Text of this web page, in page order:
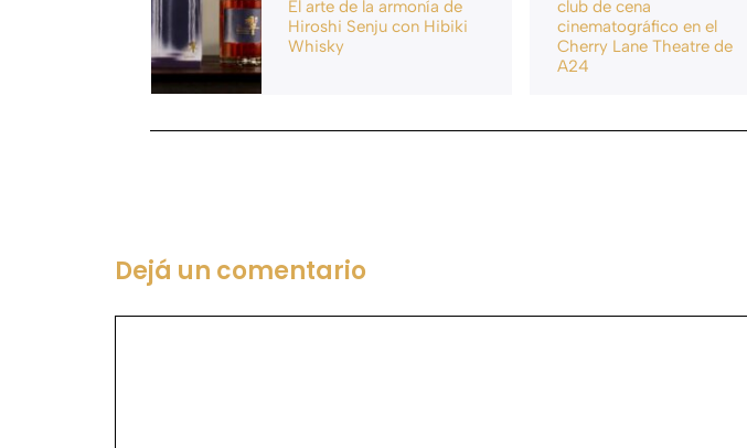
El arte de la armonía de
Hiroshi Senju con Hibiki
Whisky
club de cena
cinematográfico en el
Cherry Lane Theatre de
A24
Dejá un comentario